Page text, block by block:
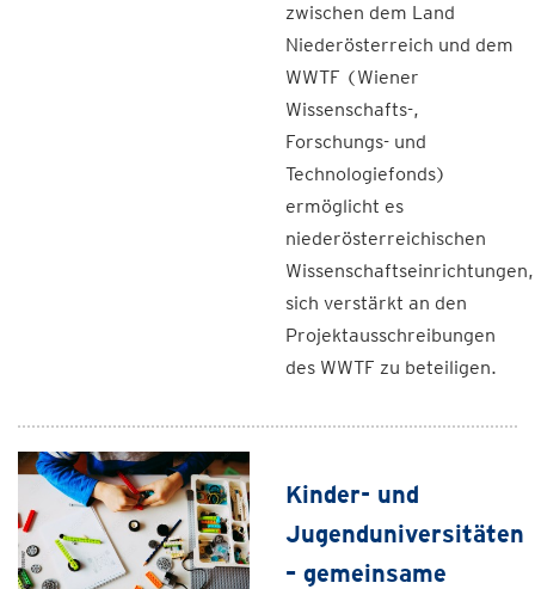
zwischen dem Land
Niederösterreich und dem
WWTF (Wiener
Wissenschafts-,
Forschungs- und
Technologiefonds)
ermöglicht es
niederösterreichischen
Wissenschaftseinrichtungen,
sich verstärkt an den
Projektausschreibungen
des WWTF zu beteiligen.
Kinder- und
Jugenduniversitäten
– gemeinsame